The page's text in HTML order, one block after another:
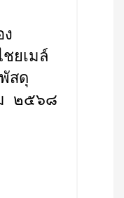
ยเมล์
สดุ
๒๕๖๘